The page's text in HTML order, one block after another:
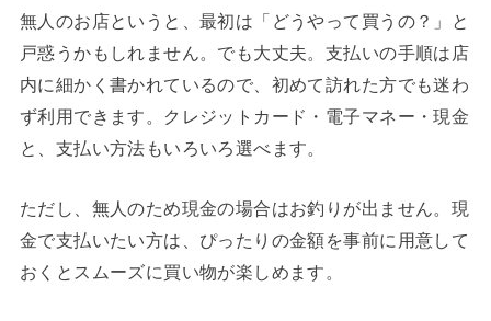
無人のお店というと、最初は「どうやって買うの？」と
戸惑うかもしれません。でも大丈夫。支払いの手順は店
内に細かく書かれているので、初めて訪れた方でも迷わ
ず利用できます。クレジットカード・電子マネー・現金
と、支払い方法もいろいろ選べます。
ただし、無人のため現金の場合はお釣りが出ません。現
金で支払いたい方は、ぴったりの金額を事前に用意して
おくとスムーズに買い物が楽しめます。